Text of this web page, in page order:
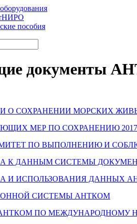
пособия
документы
О СОХРАНЕНИИ МОРСКИХ
МЕР ПО СОХРАНЕНИЮ 2017/
ПО ВЫПОЛНЕНИЮ И
К ДАННЫМ СИСТЕМЫ
И ИСПОЛЬЗОВАНИЯ ДАННЫХ
СИСТЕМЫ АНТКОМ
ПО МЕЖДУНАРОДНОМУ